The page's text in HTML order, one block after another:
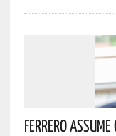
Ferrero Assume